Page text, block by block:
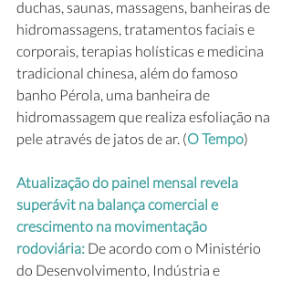
duchas, saunas, massagens, banheiras de
hidromassagens, tratamentos faciais e
corporais, terapias holísticas e medicina
tradicional chinesa, além do famoso
banho Pérola, uma banheira de
hidromassagem que realiza esfoliação na
pele através de jatos de ar. (O Tempo)
Atualização do painel mensal revela
superávit na balança comercial e
crescimento na movimentação
rodoviária: De acordo com o Ministério
do Desenvolvimento, Indústria e